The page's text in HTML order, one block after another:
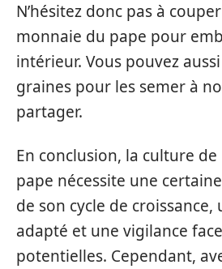
N’hésitez donc pas à
monnaie du pape pour
intérieur. Vous pouvez
graines pour les semer à
partager.
En conclusion, la culture
pape nécessite une
de son cycle de
adapté et une vigilance
potentielles. Cependant,